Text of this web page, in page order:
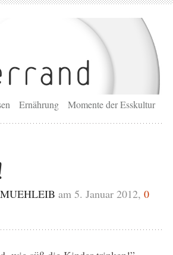
Ernährung Momente der Esskultur
am 5. Januar 2012, 0